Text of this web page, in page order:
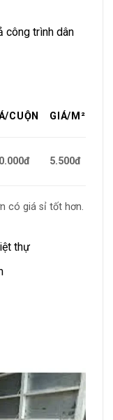
công trình dân
CUỘN GIÁ/M²
5.500đ
có giá sỉ tốt hơn.
thự